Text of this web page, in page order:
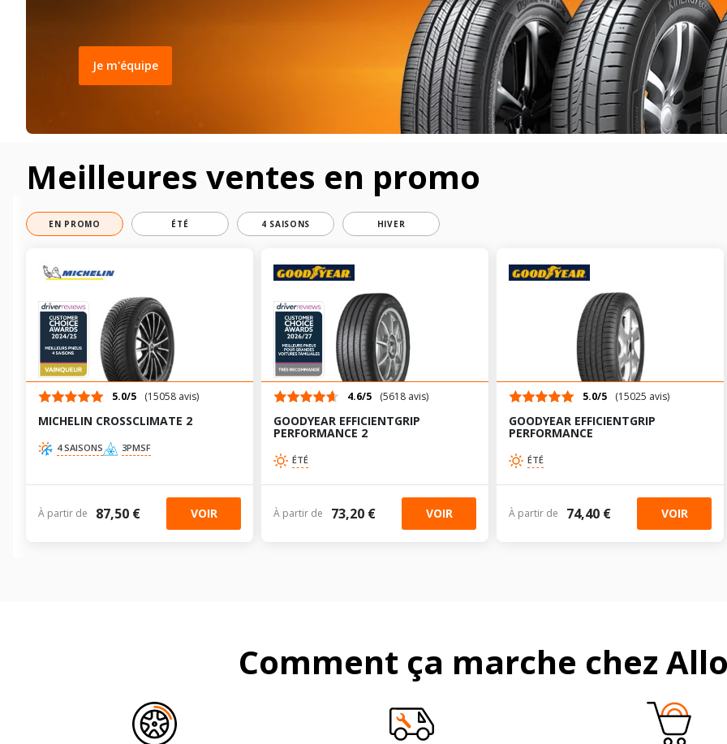
Je m'équipe
Meilleures ventes en promo
EN PROMO ÉTÉ 4 SAISONS HIVER
5.0/5 (15058 avis)
MICHELIN CROSSCLIMATE 2
4 SAISONS 3PMSF
À partir de 87,50 € VOIR
4.6/5 (5618 avis)
GOODYEAR EFFICIENTGRIP
PERFORMANCE 2
ÉTÉ
À partir de 73,20 € VOIR
5.0/5 (15025 avis)
GOODYEAR EFFICIENTGRIP
PERFORMANCE
ÉTÉ
À partir de 74,40 € VOIR
Comment ça marche chez